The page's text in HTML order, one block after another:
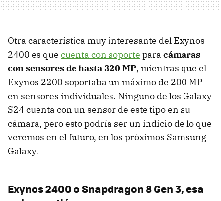
Otra característica muy interesante del Exynos
2400 es que cuenta con soporte para cámaras
con sensores de hasta 320 MP, mientras que el
Exynos 2200 soportaba un máximo de 200 MP
en sensores individuales. Ninguno de los Galaxy
S24 cuenta con un sensor de este tipo en su
cámara, pero esto podría ser un indicio de lo que
veremos en el futuro, en los próximos Samsung
Galaxy.
Exynos 2400 o Snapdragon 8 Gen 3, esa